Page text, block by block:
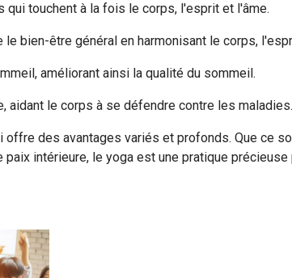
touchent à la fois le corps, l'esprit et l'âme.
bien-être général en harmonisant le corps,
améliorant ainsi la qualité du sommeil.
aidant le corps à se défendre contre les maladies.
des avantages variés et profonds. Que ce
intérieure, le yoga est une pratique